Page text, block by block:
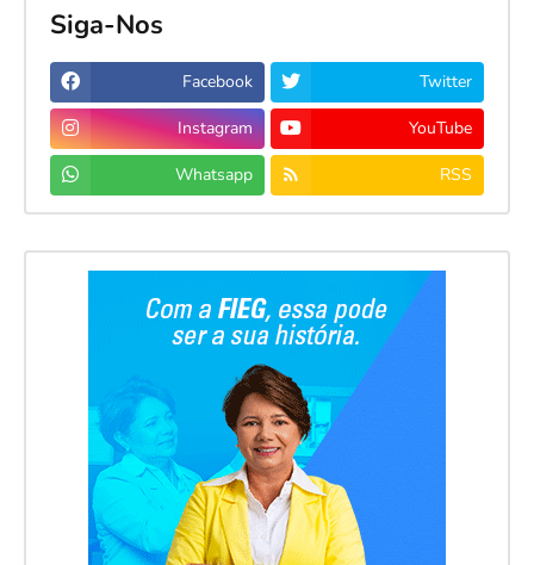
Siga-Nos
Facebook Twitter
Instagram YouTube
Whatsapp RSS